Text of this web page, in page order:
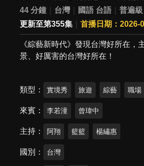
44 分鐘
台灣 國語 台語
普遍級
更新至第355集
首播日期：2026-
《綜藝新時代》發現台灣好所在
景、好厲害的台灣好所在！
類型 實境秀 旅遊 綜藝 職場
來賓 李若潼 曾瑋中
主持 阿翔 籃籃 楊繡惠
國別 台灣